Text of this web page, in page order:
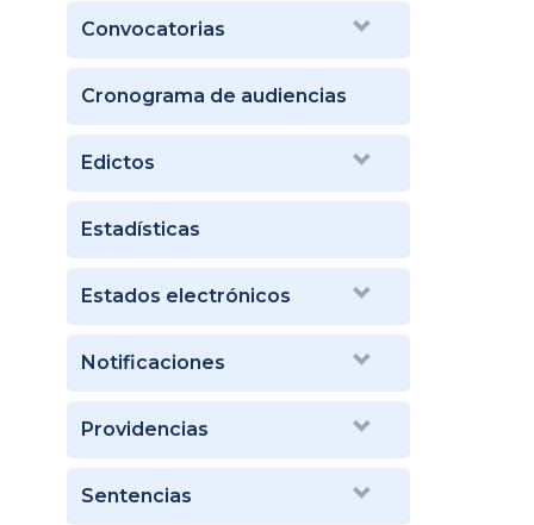
Convocatorias
Cronograma de audiencias
Edictos
Estadísticas
Estados electrónicos
Notificaciones
Providencias
Sentencias